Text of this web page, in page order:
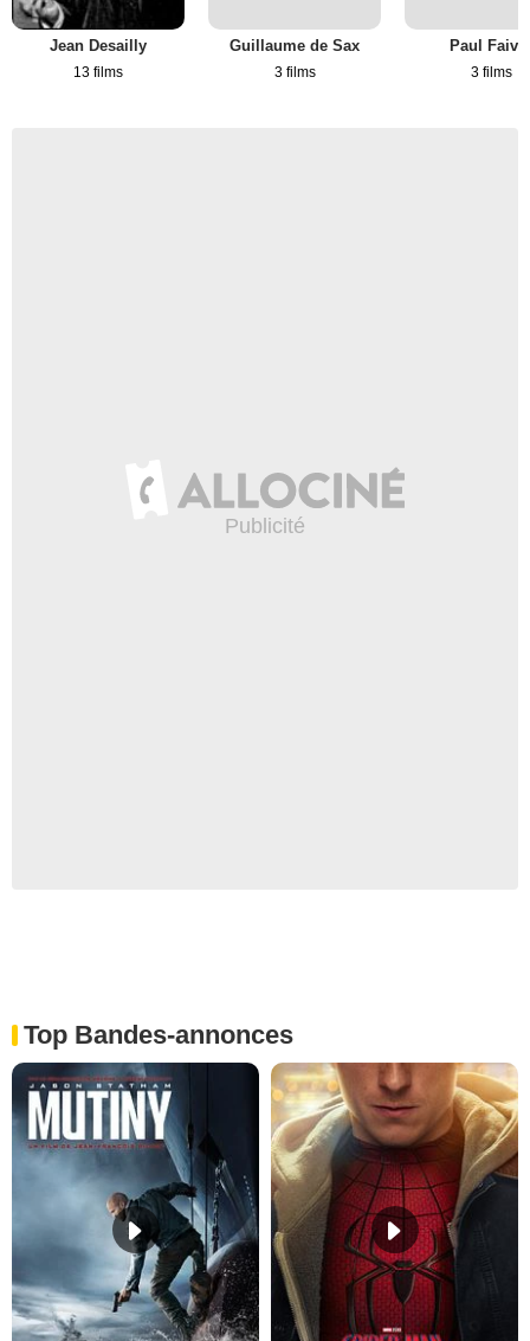
Jean Desailly
13 films
Guillaume de Sax
3 films
Paul
3 films
Top Bandes-annonces